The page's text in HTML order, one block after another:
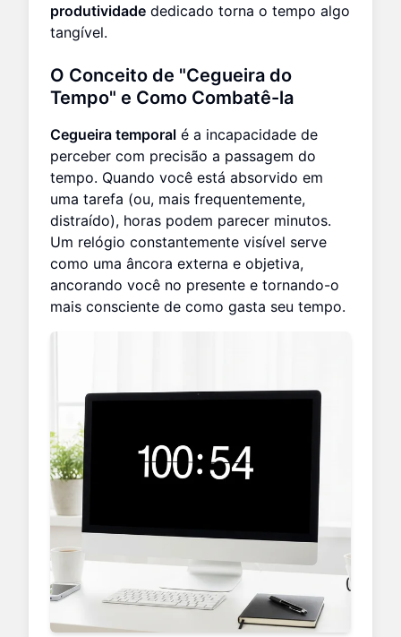
produtividade dedicado torna o tempo algo
tangível.
O Conceito de "Cegueira do
Tempo" e Como Combatê-la
Cegueira temporal é a incapacidade de
perceber com precisão a passagem do
tempo. Quando você está absorvido em
uma tarefa (ou, mais frequentemente,
distraído), horas podem parecer minutos.
Um relógio constantemente visível serve
como uma âncora externa e objetiva,
ancorando você no presente e tornando-o
mais consciente de como gasta seu tempo.